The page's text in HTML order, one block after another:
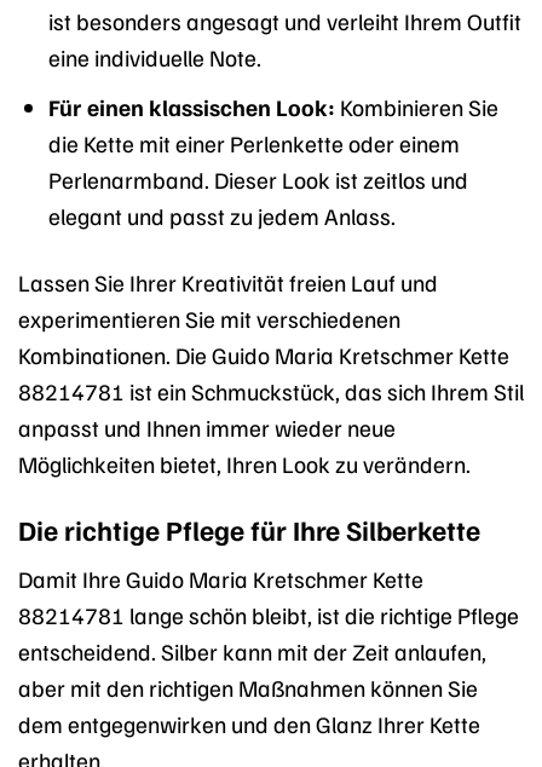
ist besonders angesagt und verleiht Ihrem Outfit
eine individuelle Note.
Für einen klassischen Look: Kombinieren Sie
die Kette mit einer Perlenkette oder einem
Perlenarmband. Dieser Look ist zeitlos und
elegant und passt zu jedem Anlass.
Lassen Sie Ihrer Kreativität freien Lauf und
experimentieren Sie mit verschiedenen
Kombinationen. Die Guido Maria Kretschmer Kette
88214781 ist ein Schmuckstück, das sich Ihrem Stil
anpasst und Ihnen immer wieder neue
Möglichkeiten bietet, Ihren Look zu verändern.
Die richtige Pflege für Ihre Silberkette
Damit Ihre Guido Maria Kretschmer Kette
88214781 lange schön bleibt, ist die richtige Pflege
entscheidend. Silber kann mit der Zeit anlaufen,
aber mit den richtigen Maßnahmen können Sie
dem entgegenwirken und den Glanz Ihrer Kette
erhalten.